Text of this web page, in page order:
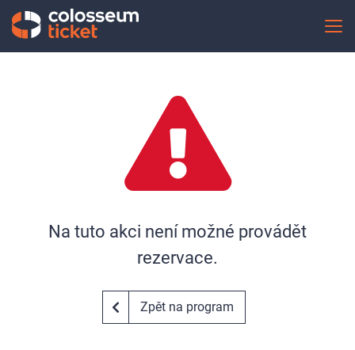
Na tuto akci není možné provádět
rezervace.
Zpět na program